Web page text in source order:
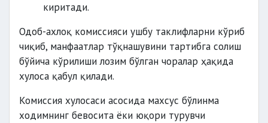
киритади.
Одоб-ахлоқ комиссияси ушбу таклифларни кўриб
чиқиб, манфаатлар тўқнашувини тартибга солиш
бўйича кўрилиши лозим бўлган чоралар ҳақида
хулоса қабул қилади.
Комиссия хулосаси асосида махсус бўлинма
ходимнинг бевосита ёки юқори турувчи